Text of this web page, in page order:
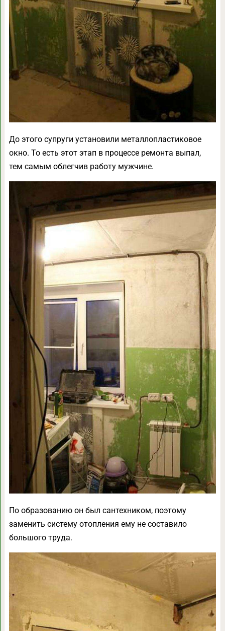
До этого супруги установили металлопластиковое
окно. То есть этот этап в процессе ремонта выпал,
тем самым облегчив работу мужчине.
По образованию он был сантехником, поэтому
заменить систему отопления ему не составило
большого труда.